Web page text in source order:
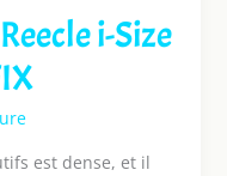
i-Size
est dense, et il